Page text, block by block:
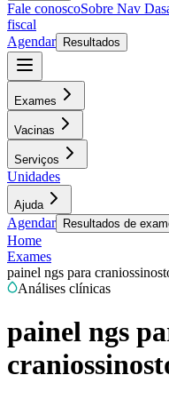
Fale conoscoSobre Nav
fiscal
Agendar
Resultados
Exames
Vacinas
Serviços
Unidades
Ajuda
Agendar Resultados de
Home
Exames
painel ngs para
Análises clínicas
painel ngs